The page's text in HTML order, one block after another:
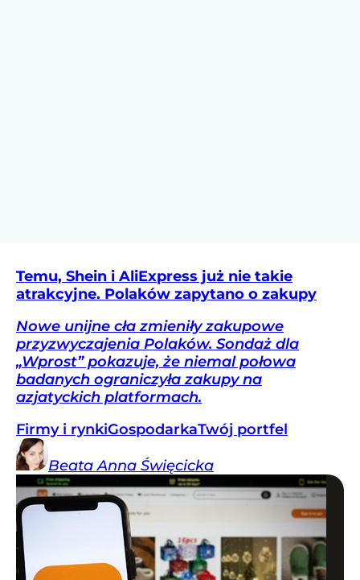
Temu, Shein i AliExpress już nie takie
atrakcyjne. Polaków zapytano o zakupy
Nowe unijne cła zmieniły zakupowe
przyzwyczajenia Polaków. Sondaż dla
„Wprost” pokazuje, że niemal połowa
badanych ograniczyła zakupy na
azjatyckich platformach.
Firmy i rynkiGospodarkaTwój portfel
Beata Anna Święcicka